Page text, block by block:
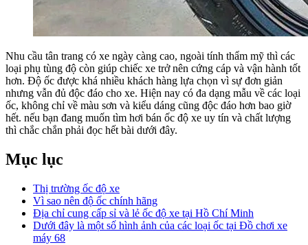
Nhu cầu tân trang có xe ngày càng cao, ngoài tính thẩm mỹ thì các
loại phụ tùng độ còn giúp chiếc xe trở nên cứng cáp và vận hành tốt
hơn. Độ ốc được khá nhiều khách hàng lựa chọn vì sự đơn giản
nhưng vẫn đủ độc đáo cho xe. Hiện nay có đa dạng mẫu về các loại
ốc, không chỉ về màu sơn và kiểu dáng cũng độc đáo hơn bao giờ
hết. nếu bạn đang muốn tìm hơi bán ốc độ xe uy tín và chất lượng
thì chắc chắn phải đọc hết bài dưới đây.
Mục lục
Thị trường ốc độ xe
Vì sao nên độ ốc chính hãng
Địa chỉ cung cấp sỉ và lẻ ốc độ xe tại Hồ Chí Minh
Dưới đây là một số hình ảnh của các loại ốc tại Đồ chơi xe
máy 68